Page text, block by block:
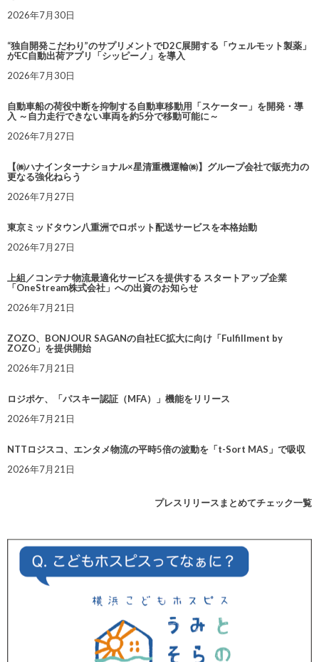
2026年7月30日
“独自開発こだわり”のサプリメントでD2C展開する「ウェルモット製薬」
がEC自動出荷アプリ「シッピーノ」を導入
2026年7月30日
自動車船の荷役中断を抑制する自動車移動用「スケーター」を開発・導
入 ～自力走行できない車両を約5分で移動可能に～
2026年7月27日
【㈱ハナインターナショナル×星清重機運輸㈱】グループ会社で販売力の
更なる強化ねらう
2026年7月27日
東京ミッドタウン八重洲でロボット配送サービスを本格始動
2026年7月27日
上組／コンテナ物流最適化サービスを提供する スタートアップ企業
「OneStream株式会社」への出資のお知らせ
2026年7月21日
ZOZO、BONJOUR SAGANの自社EC拡大に向け「Fulfillment by
ZOZO」を提供開始
2026年7月21日
ロジポケ、「パスキー認証（MFA）」機能をリリース
2026年7月21日
NTTロジスコ、エンタメ物流の平時5倍の波動を「t-Sort MAS」で吸収
2026年7月21日
プレスリリースまとめてチェック一覧